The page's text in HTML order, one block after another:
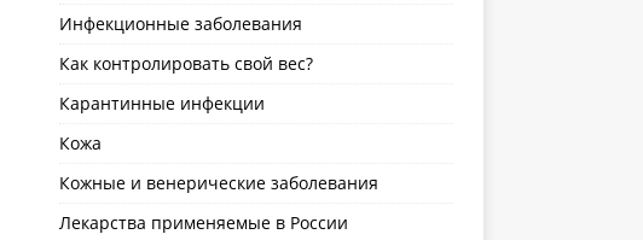
Инфекционные заболевания
Как контролировать свой вес?
Карантинные инфекции
Кожа
Кожные и венерические заболевания
Лекарства применяемые в России